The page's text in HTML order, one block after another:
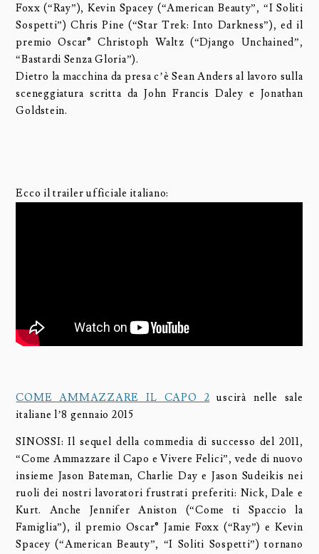
Foxx (“Ray”), Kevin Spacey (“American Beauty”, “I Soliti
Sospetti”) Chris Pine (“Star Trek: Into Darkness”), ed il
premio Oscar® Christoph Waltz (“Django Unchained”,
“Bastardi Senza Gloria”).
Dietro la macchina da presa c’è Sean Anders al lavoro sulla
sceneggiatura scritta da John Francis Daley e Jonathan
Goldstein.
Ecco il trailer ufficiale italiano:
COME AMMAZZARE IL CAPO 2 uscirà nelle sale
italiane l’8 gennaio 2015
SINOSSI: Il sequel della commedia di successo del 2011,
“Come Ammazzare il Capo e Vivere Felici”, vede di nuovo
insieme Jason Bateman, Charlie Day e Jason Sudeikis nei
ruoli dei nostri lavoratori frustrati preferiti: Nick, Dale e
Kurt. Anche Jennifer Aniston (“Come ti Spaccio la
Famiglia”), il premio Oscar® Jamie Foxx (“Ray”) e Kevin
Spacey (“American Beauty”, “I Soliti Sospetti”) tornano